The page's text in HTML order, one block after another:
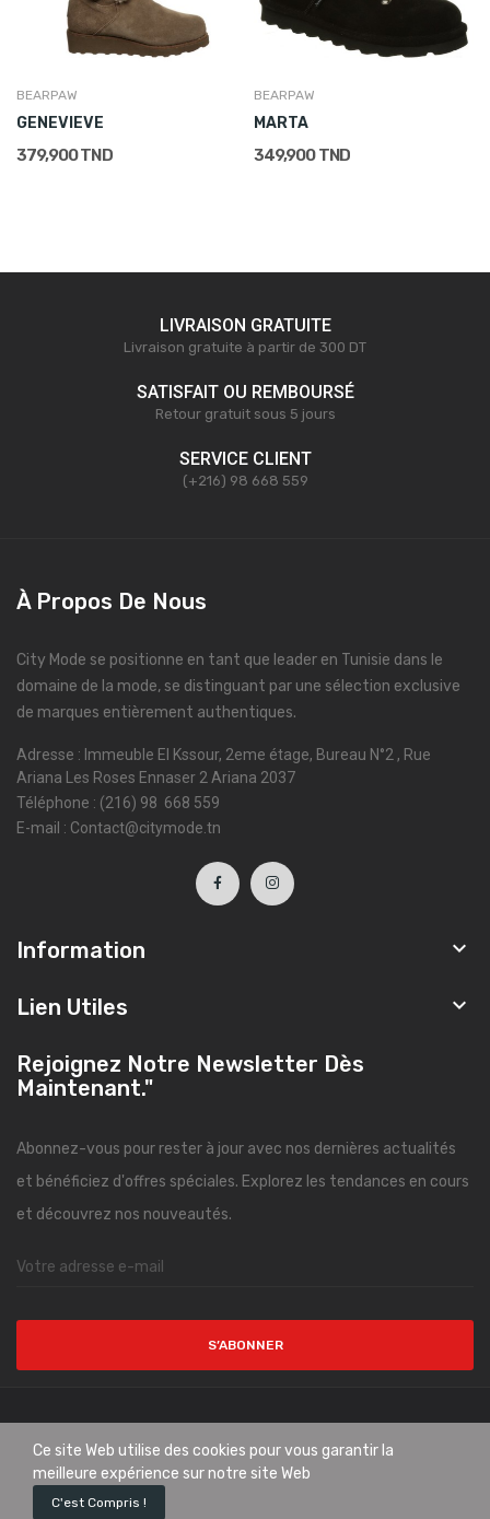
BEARPAW
GENEVIEVE
379,900 TND
BEARPAW
MARTA
349,900 TND
LIVRAISON GRATUITE
Livraison gratuite à partir de 300 DT
SATISFAIT OU REMBOURSÉ
Retour gratuit sous 5 jours
SERVICE CLIENT
(+216) 98 668 559
À Propos De Nous
City Mode se positionne en tant que leader en Tunisie dans le
domaine de la mode, se distinguant par une sélection exclusive
de marques entièrement authentiques.
Adresse : Immeuble El Kssour, 2eme étage, Bureau N°2 , Rue
Ariana Les Roses Ennaser 2 Ariana 2037
Téléphone : (216) 98 668 559
E-mail : Contact@citymode.tn
Information 
Lien Utiles 
Rejoignez Notre Newsletter Dès
Maintenant."
Abonnez-vous pour rester à jour avec nos dernières actualités
et bénéficiez d'offres spéciales. Explorez les tendances en cours
et découvrez nos nouveautés.
S’ABONNER
Ce site Web utilise des cookies pour vous garantir la
meilleure expérience sur notre site Web
C'est Compris !